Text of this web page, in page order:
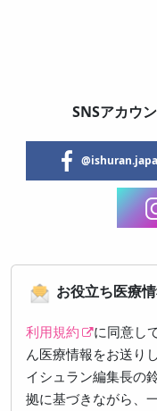
SNSアカウ
お役立ち医療
利用規約
に同意し
ん医療情報をお送りし
イシュラン編集長の
拠に基づきながら、